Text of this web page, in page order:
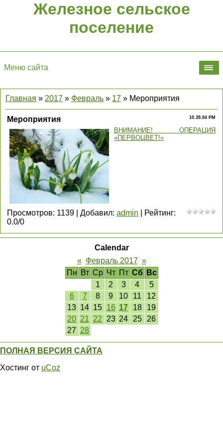
Железное сельское
поселение
Меню сайта
Главная » 2017 » Февраль » 17 » Мероприятия
10.39.04 PM
Мероприятия
ВНИМАНИЕ! ОПЕРАЦИЯ
«ПЕРВОЦВЕТ!»
Просмотров: 1139 Добавил: admin Рейтинг:
0.0/0
Calendar
« Февраль 2017 »
Пн Вт Ср Чт Пт Сб
Вс
1
2 3 4
5
6
7 8 9 10 11
12
13 14 15 16 17 18
19
20 21 22 23 24 25
26
27 28
ПОЛНАЯ ВЕРСИЯ САЙТА
Хостинг от uCoz